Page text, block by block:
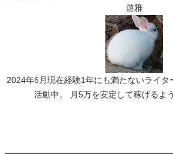
遊雅
2024年6月現在経験1年にも満たないライタ
活動中。 月5万を安定して稼げるよ